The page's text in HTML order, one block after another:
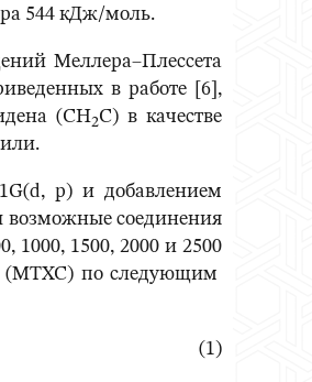
544 кДж/моль.
Меллера–Плессета
в работе [6],
(СH2С) в качестве
p) и добавлением
возможные соединения
1000, 1500, 2000 и 2500
(МТХС) по следующим
(1)